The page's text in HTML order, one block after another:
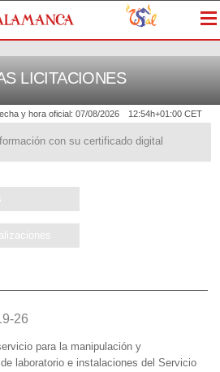
y hora oficial: 07/08/2026 12:54h+01:00 CET
con su certificado digital
LICITACIONES
26
para la manipulación y
laboratorio e instalaciones del Servicio